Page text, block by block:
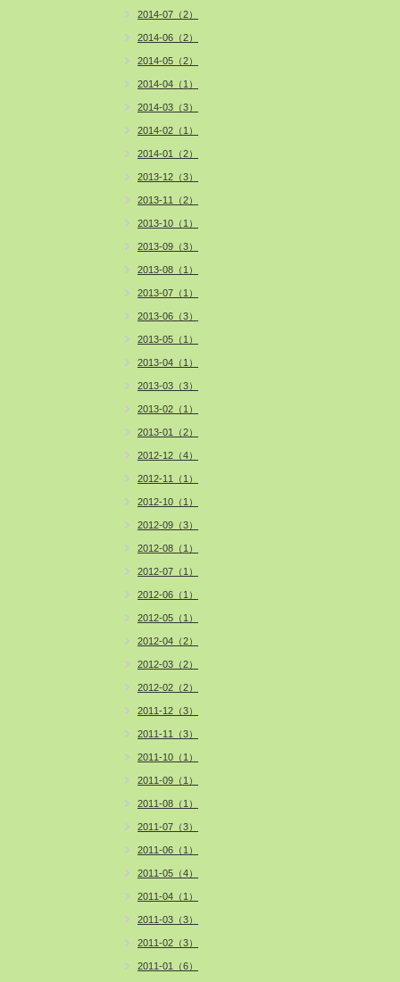
2014-07（2）
2014-06（2）
2014-05（2）
2014-04（1）
2014-03（3）
2014-02（1）
2014-01（2）
2013-12（3）
2013-11（2）
2013-10（1）
2013-09（3）
2013-08（1）
2013-07（1）
2013-06（3）
2013-05（1）
2013-04（1）
2013-03（3）
2013-02（1）
2013-01（2）
2012-12（4）
2012-11（1）
2012-10（1）
2012-09（3）
2012-08（1）
2012-07（1）
2012-06（1）
2012-05（1）
2012-04（2）
2012-03（2）
2012-02（2）
2011-12（3）
2011-11（3）
2011-10（1）
2011-09（1）
2011-08（1）
2011-07（3）
2011-06（1）
2011-05（4）
2011-04（1）
2011-03（3）
2011-02（3）
2011-01（6）